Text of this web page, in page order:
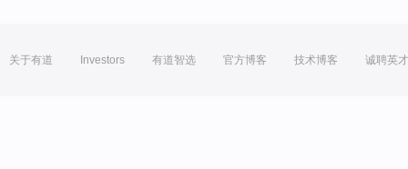
关于有道 Investors 有道智选 官方博客 技术博客 诚聘英才